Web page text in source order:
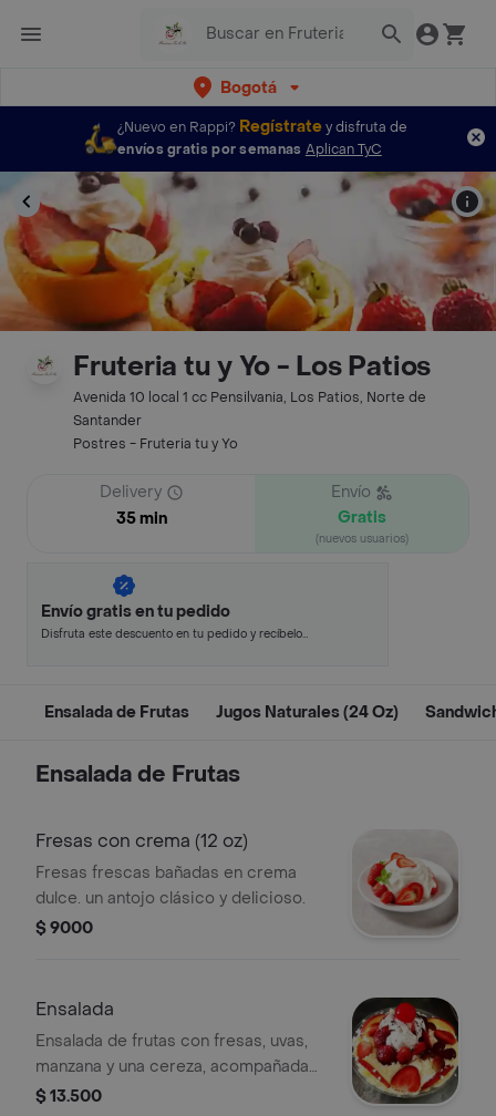
Bogotá
¿Nuevo en Rappi? Regístratey disfruta de
envíos gratis por semanas Aplican TyC
Fruteria tu y Yo - Los Patios
Avenida 10 local 1 cc Pensilvania, Los Patios, Norte de
Santander
Postres - Fruteria tu y Yo
Delivery
35 min
Envío
Gratis
(nuevos usuarios)
Envío gratis en tu pedido
Disfruta este descuento en tu pedido y recíbelo
Ensalada de Frutas Jugos Naturales (24 Oz)
Ensalada de Frutas
Fresas con crema (12 oz)
Fresas frescas bañadas en crema
dulce. un antojo clásico y delicioso.
$ 9000
Ensalada
Ensalada de frutas con fresas, uvas,
manzana y una cereza, acompañada
de helado y queso rallado.
$ 13.500